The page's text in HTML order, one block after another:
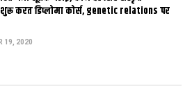
शुरू करत डिप्लोमा कोर्स, genetic relations पर
19, 2020